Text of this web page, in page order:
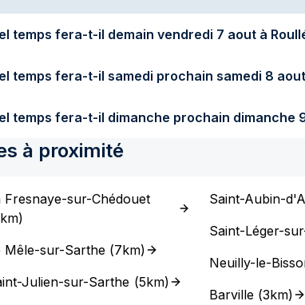
Quel temps fera-t-il demain vendredi 7
Quel temps fera-t-il
à proximité
Fresnaye-sur-Chédouet
)
Mêle-sur-Sarthe (7km)
Julien-sur-Sarthe (5km)
Saint-Aubin-
Saint-Léger-
Neuilly-le-
Barville (3km)